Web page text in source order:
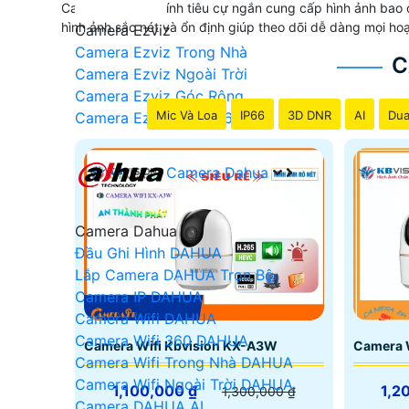
Camera Ezviz
Camera Ezviz Trong Nhà
Camera Ezviz Ngoài Trời
Camera Ezviz Góc Rộng
Camera Ezviz Xoay 360
Camera Dahua
Camera Dahua
Đầu Ghi Hình DAHUA
Lắp Camera DAHUA Trọn Bộ
Camera IP DAHUA
Camera Wifi DAHUA
Camera Wifi 360 DAHUA
Camera Wifi Trong Nhà DAHUA
Camera Wifi Ngoài Trời DAHUA
Camera với ống kính tiêu cự ngắn cung cấp hình ảnh
hình ảnh sắc nét và ổn định giúp theo dõi dễ dàng mọi
Mic Và Loa IP66 3D DNR AI
Camera Wifi Kbvision KX-A3W
1,100,000 ₫ 1,300,000 ₫
Camera